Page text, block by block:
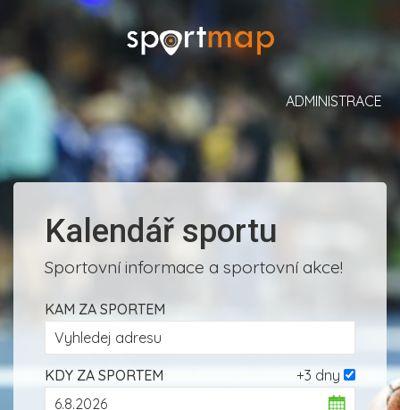
ADMINISTRACE
Kalendář sportu
Sportovní informace a sportovní akce!
KAM ZA SPORTEM
+3 dny
KDY ZA SPORTEM